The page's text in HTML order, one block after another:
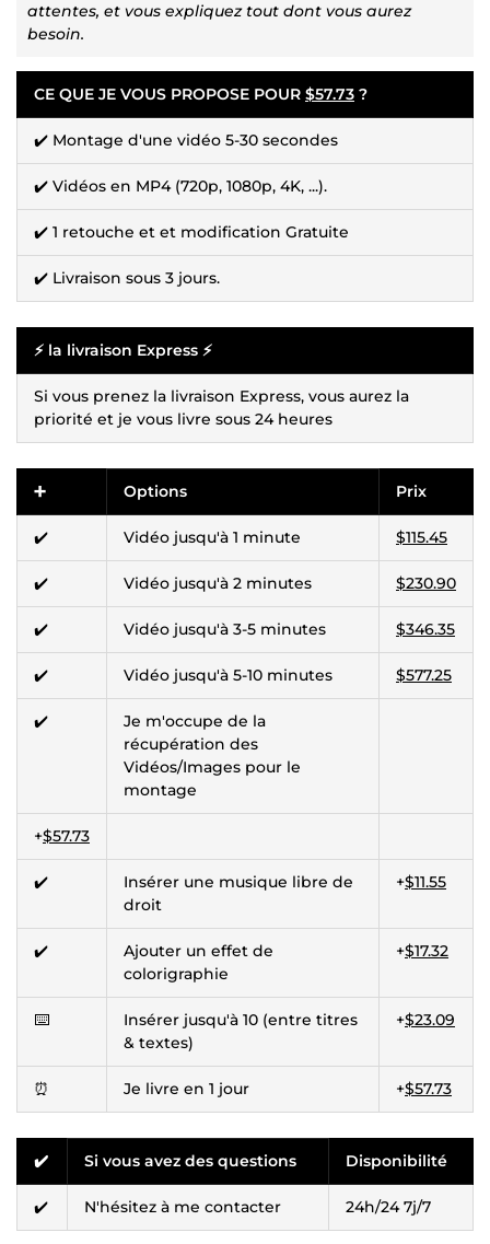
attentes, et vous expliquez tout dont vous aurez
besoin.
CE QUE JE VOUS PROPOSE POUR $57.73 ?
✔️ Montage d'une vidéo 5-30 secondes
✔️ Vidéos en MP4 (720p, 1080p, 4K, ...).
✔️ 1 retouche et et modification Gratuite
✔️ Livraison sous 3 jours.
⚡ la livraison Express ⚡
Si vous prenez la livraison Express, vous aurez la
priorité et je vous livre sous 24 heures
➕ Options Prix
✔️ Vidéo jusqu'à 1 minute $115.45
✔️ Vidéo jusqu'à 2 minutes $230.90
✔️ Vidéo jusqu'à 3-5 minutes $346.35
✔️ Vidéo jusqu'à 5-10 minutes $577.25
✔️
Je m'occupe de la
récupération des
Vidéos/Images pour le
montage
+$57.73
✔️
Insérer une musique libre de
droit
+$11.55
✔️
Ajouter un effet de
colorigraphie
+$17.32
⌨️
Insérer jusqu'à 10 (entre titres
& textes)
+$23.09
⏰ Je livre en 1 jour +$57.73
✔️ Si vous avez des questions Disponibilité
✔️ N'hésitez à me contacter 24h/24 7j/7